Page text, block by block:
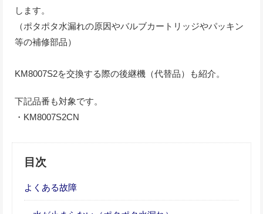
します。
（ポタポタ水漏れの原因やバルブカートリッジやパッキン
等の補修部品）
KM8007S2を交換する際の後継機（代替品）も紹介。
下記品番も対象です。
・KM8007S2CN
目次
よくある故障